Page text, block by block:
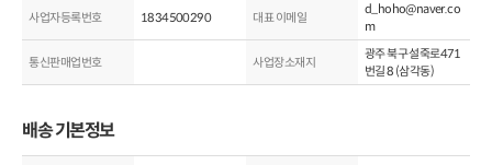
사업자등록번호 1834500290 대표 이메일
d_hoho@naver.co
m
통신판매업번호 사업장소재지
광주 북구 설죽로471
번길 8 (삼각동)
배송 기본정보